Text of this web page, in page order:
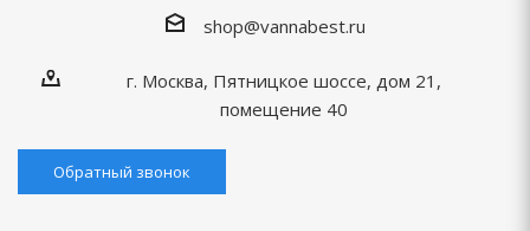
shop@vannabest.ru
г. Москва, Пятницкое шоссе, дом 21,
помещение 40
Обратный звонок